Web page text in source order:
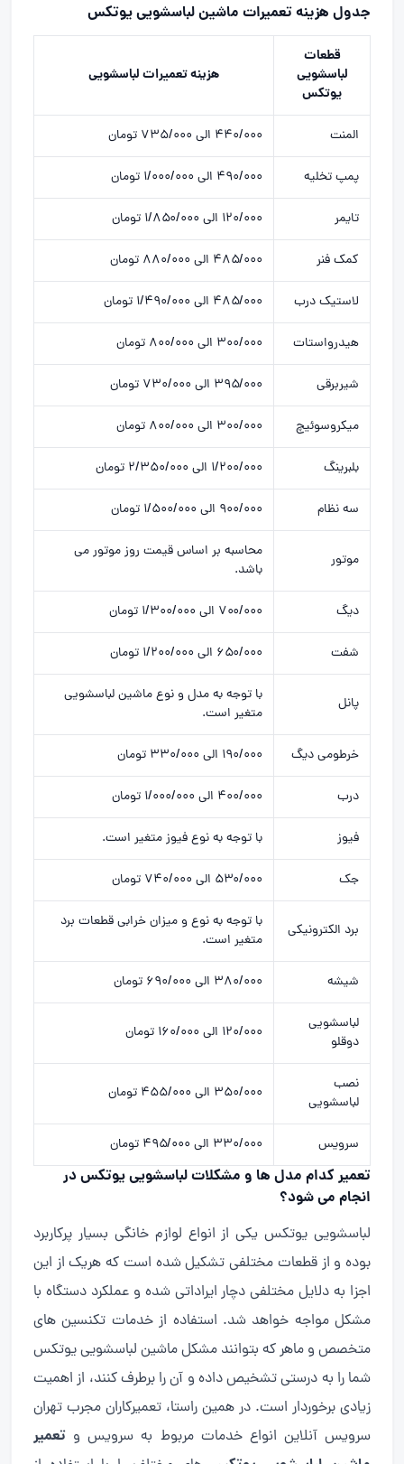
جدول هزینه تعمیرات ماشین لباسشویی یوتکس
قطعات
لباسشویی
یوتکس
هزینه تعمیرات لباسشویی
المنت ۴۴۰/۰۰۰ الی ۷۳۵/۰۰۰ تومان
پمپ تخلیه ۴۹۰/۰۰۰ الی ۱/۰۰۰/۰۰۰ تومان
تایمر ۱۲۰/۰۰۰ الی ۱/۸۵۰/۰۰۰ تومان
کمک فنر ۴۸۵/۰۰۰ الی ۸۸۰/۰۰۰ تومان
لاستیک درب ۴۸۵/۰۰۰ الی ۱/۴۹۰/۰۰۰ تومان
هیدرواستات ۳۰۰/۰۰۰ الی ۸۰۰/۰۰۰ تومان
شیربرقی ۳۹۵/۰۰۰ الی ۷۳۰/۰۰۰ تومان
میکروسوئیچ ۳۰۰/۰۰۰ الی ۸۰۰/۰۰۰ تومان
بلبرینگ ۱/۲۰۰/۰۰۰ الی ۲/۳۵۰/۰۰۰ تومان
سه نظام ۹۰۰/۰۰۰ الی ۱/۵۰۰/۰۰۰ تومان
موتور
محاسبه بر اساس قیمت روز موتور می
باشد.
دیگ ۷۰۰/۰۰۰ الی ۱/۳۰۰/۰۰۰ تومان
شفت ۶۵۰/۰۰۰ الی ۱/۲۰۰/۰۰۰ تومان
پانل
با توجه به مدل و نوع ماشین لباسشویی
متغیر است.
خرطومی دیگ ۱۹۰/۰۰۰ الی ۳۳۰/۰۰۰ تومان
درب ۴۰۰/۰۰۰ الی ۱/۰۰۰/۰۰۰ تومان
فیوز با توجه به نوع فیوز متغیر است.
جک ۵۳۰/۰۰۰ الی ۷۴۰/۰۰۰ تومان
برد الکترونیکی
با توجه به نوع و میزان خرابی قطعات برد
متغیر است.
شیشه ۳۸۰/۰۰۰ الی ۶۹۰/۰۰۰ تومان
لباسشویی
دوقلو
۱۲۰/۰۰۰ الی ۱۶۰/۰۰۰ تومان
نصب
لباسشویی
۳۵۰/۰۰۰ الی ۴۵۵/۰۰۰ تومان
سرویس ۳۳۰/۰۰۰ الی ۴۹۵/۰۰۰ تومان
تعمیر کدام مدل ها و مشکلات لباسشویی یوتکس در
انجام می شود؟
لباسشویی یوتکس یکی از انواع لوازم خانگی بسیار پرکاربرد
بوده و از قطعات مختلفی تشکیل شده است که هریک از این
اجزا به دلایل مختلفی دچار ایراداتی شده و عملکرد دستگاه با
مشکل مواجه خواهد شد. استفاده از خدمات تکنسین های
متخصص و ماهر که بتوانند مشکل ماشین لباسشویی یوتکس
شما را به درستی تشخیص داده و آن را برطرف کنند، از اهمیت
زیادی برخوردار است. در همین راستا، تعمیرکاران مجرب تهران
سرویس آنلاین انواع خدمات مربوط به سرویس و تعمیر